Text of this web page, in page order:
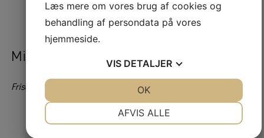
Michella
Frisørassistent
Læs mere om vores brug af cookies og
behandling af persondata på vores
hjemmeside.
VIS DETALJER
AFVIS ALLE
OK